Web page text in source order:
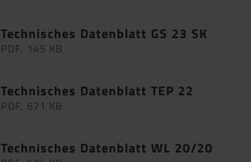
Technisches Datenblatt GS 23 SK
PDF, 145 KB
Technisches Datenblatt TEP 22
PDF, 671 KB
Technisches Datenblatt WL 20/20